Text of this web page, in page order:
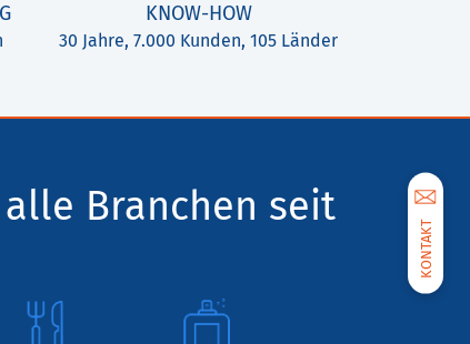
KONTAKT
KNOW-HOW
30 Jahre, 7.000 Kunden, 105 Länder
Branchen seit